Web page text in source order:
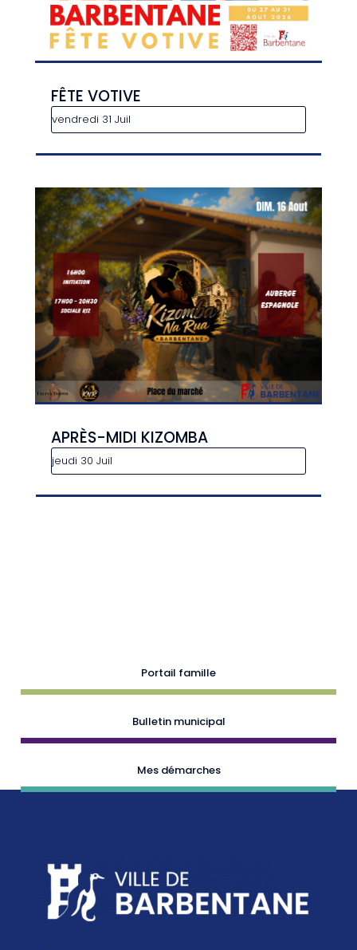
FÊTE VOTIVE
vendredi 31 Juil
APRÈS-MIDI KIZOMBA
jeudi 30 Juil
Portail famille
Bulletin municipal
Mes démarches